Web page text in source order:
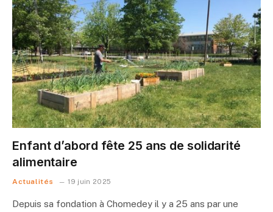
Enfant d’abord fête 25 ans de solidarité
alimentaire
Actualités 19 juin 2025
Depuis sa fondation à Chomedey il y a 25 ans par une